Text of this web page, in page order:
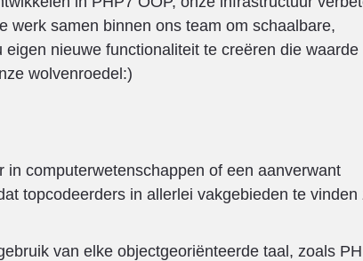
werk samen binnen ons team om schaalbare,
nieuwe functionaliteit te creëren die waarde
wolvenroedel:)
computerwetenschappen of een aanverwant
topcodeerders in allerlei vakgebieden te vinden
van elke objectgeoriënteerde taal, zoals